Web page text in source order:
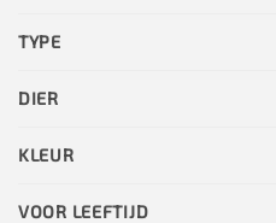
TYPE
DIER
KLEUR
VOOR LEEFTIJD